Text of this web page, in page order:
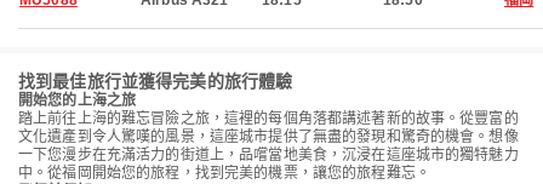
找到最佳旅行並獲得完美的旅行體驗
開始您的上海之旅
踏上前往上海的難忘冒險之旅，這裡的每個角落都講述著新的故事。從豐富的
文化遺產到令人驚嘆的風景，這座城市提供了無盡的發現和驚奇的機會。想像
一下您漫步在充滿活力的街道上，品嚐當地美食，沉浸在這座城市的獨特魅力
中。從福岡開始您的旅程，找到完美的機票，讓您的旅程難忘。